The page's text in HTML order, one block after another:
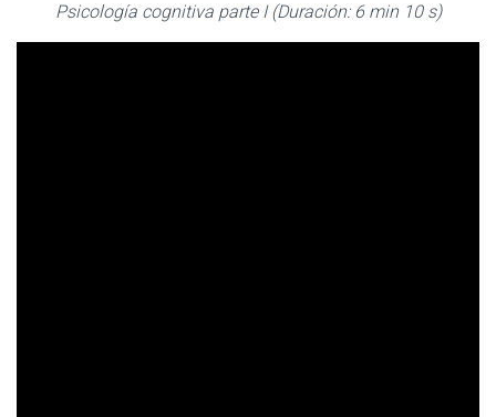
Psicología cognitiva parte I (Duración: 6 min 10 s)